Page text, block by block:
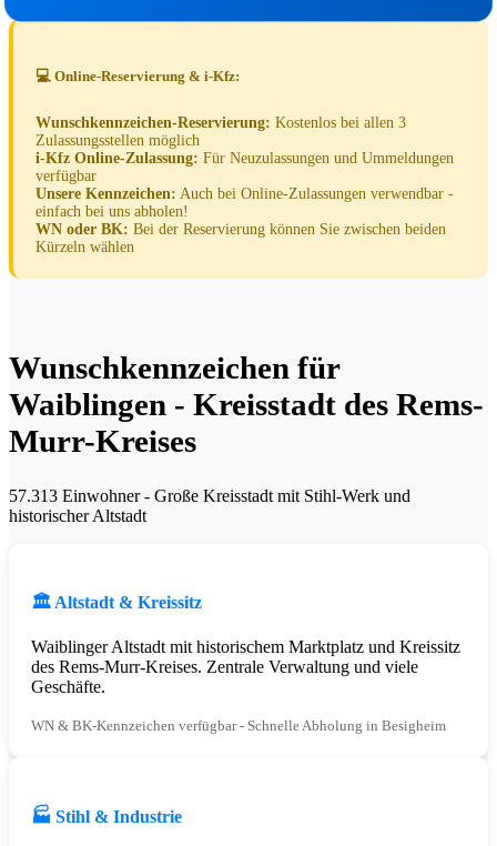
💻 Online-Reservierung & i-Kfz:
Wunschkennzeichen-Reservierung: Kostenlos bei allen 3
Zulassungsstellen möglich
i-Kfz Online-Zulassung: Für Neuzulassungen und Ummeldungen
verfügbar
Unsere Kennzeichen: Auch bei Online-Zulassungen verwendbar -
einfach bei uns abholen!
WN oder BK: Bei der Reservierung können Sie zwischen beiden
Kürzeln wählen
Wunschkennzeichen für
Waiblingen - Kreisstadt des Rems-
Murr-Kreises
57.313 Einwohner - Große Kreisstadt mit Stihl-Werk und
historischer Altstadt
🏛️ Altstadt & Kreissitz
Waiblinger Altstadt mit historischem Marktplatz und Kreissitz
des Rems-Murr-Kreises. Zentrale Verwaltung und viele
Geschäfte.
WN & BK-Kennzeichen verfügbar - Schnelle Abholung in Besigheim
🏭 Stihl & Industrie